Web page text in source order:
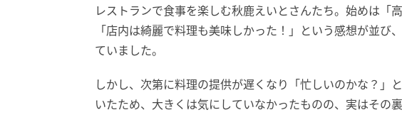
レストランで食事を楽しむ秋鹿えいとさんたち。始めは「
「店内は綺麗で料理も美味しかった！」という感想が並び
ていました。
しかし、次第に料理の提供が遅くなり「忙しいのかな？」
いたため、大きくは気にしていなかったものの、実はその